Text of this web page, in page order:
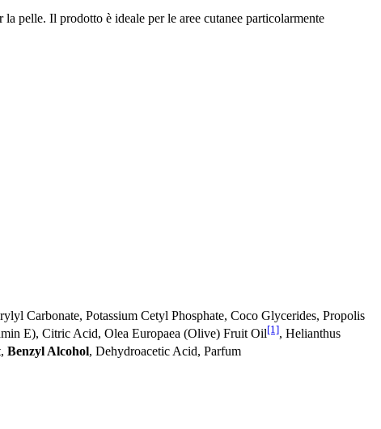
pelle. Il prodotto è ideale per le aree cutanee particolarmente
Carbonate, Potassium Cetyl Phosphate, Coco Glycerides, Propolis
E), Citric Acid, Olea Europaea (Olive) Fruit Oil[1], Helianthus
Benzyl Alcohol, Dehydroacetic Acid, Parfum